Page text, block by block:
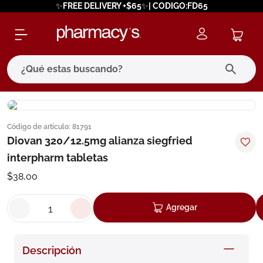
✨FREE DELIVERY +$65✨| CODIGO:FD65
¿Qué estas buscando?
Código de artículo: 81791
Diovan 320/12.5mg alianza siegfried
interpharm tabletas
$38,00
Agregar
Descripción
términos más buscados
1. eucerin
cerave
7. isdin